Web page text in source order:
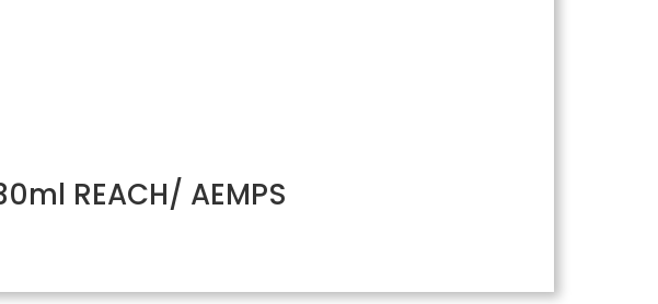
REACH/ AEMPS